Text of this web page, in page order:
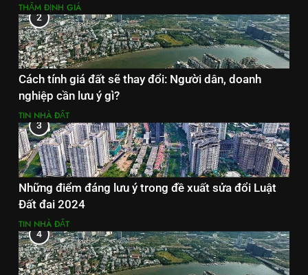
THẨM ĐỊNH GIÁ
2
Cách tính giá đất sẽ thay đổi: Người dân, doanh
nghiệp cần lưu ý gì?
TIN NHÀ ĐẤT
3
Những điểm đáng lưu ý trong đề xuất sửa đổi Luật
Đất đai 2024
TIN NHÀ ĐẤT
4